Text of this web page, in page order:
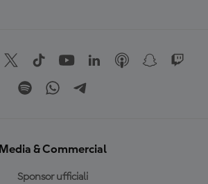
Media & Commercial
Sponsor ufficiali